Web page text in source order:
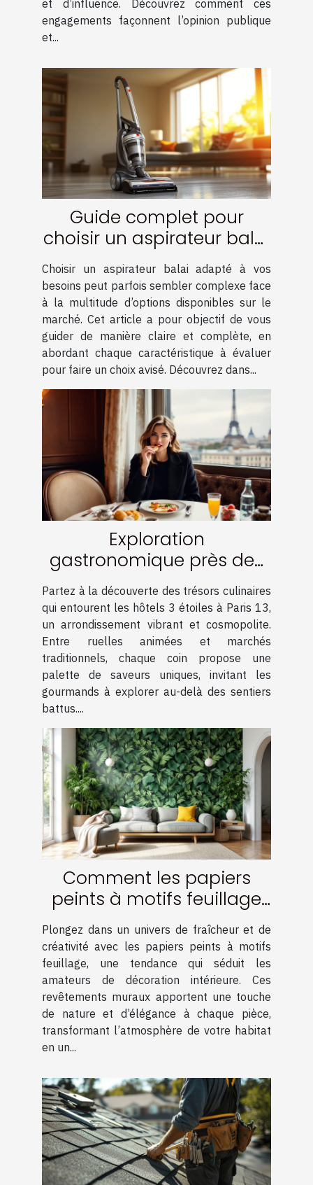
et d’influence. Découvrez comment ces
engagements façonnent l’opinion publique
et...
Guide complet pour
choisir un aspirateur balai
adapté à vos besoins
Choisir un aspirateur balai adapté à vos
besoins peut parfois sembler complexe face
à la multitude d’options disponibles sur le
marché. Cet article a pour objectif de vous
guider de manière claire et complète, en
abordant chaque caractéristique à évaluer
pour faire un choix avisé. Découvrez dans...
Exploration
gastronomique près des
hôtels 3 étoiles à Paris 13
Partez à la découverte des trésors culinaires
qui entourent les hôtels 3 étoiles à Paris 13,
un arrondissement vibrant et cosmopolite.
Entre ruelles animées et marchés
traditionnels, chaque coin propose une
palette de saveurs uniques, invitant les
gourmands à explorer au-delà des sentiers
battus....
Comment les papiers
peints à motifs feuillage
transforment-ils votre
intérieur ?
Plongez dans un univers de fraîcheur et de
créativité avec les papiers peints à motifs
feuillage, une tendance qui séduit les
amateurs de décoration intérieure. Ces
revêtements muraux apportent une touche
de nature et d’élégance à chaque pièce,
transformant l’atmosphère de votre habitat
en un...